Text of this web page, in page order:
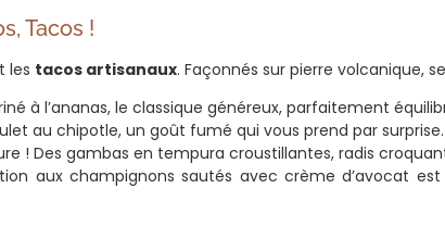
Tacos !
les tacos artisanaux. Façonnés sur pierre volcanique,
à l’ananas, le classique généreux, parfaitement
au chipotle, un goût fumé qui vous prend par surprise.
! Des gambas en tempura croustillantes, radis
aux champignons sautés avec crème d’avocat